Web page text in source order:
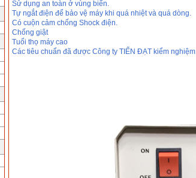
Sử dụng an toàn ở vùng biển.
Tự ngắt điện để bảo vệ máy khi quá nhiệt và quá dòng.
Có cuộn cảm chống Shock điện.
Chống giật
Tuổi thọ máy cao
Các tiêu chuẩn đã được Công ty TIẾN ĐẠT kiểm nghiệm